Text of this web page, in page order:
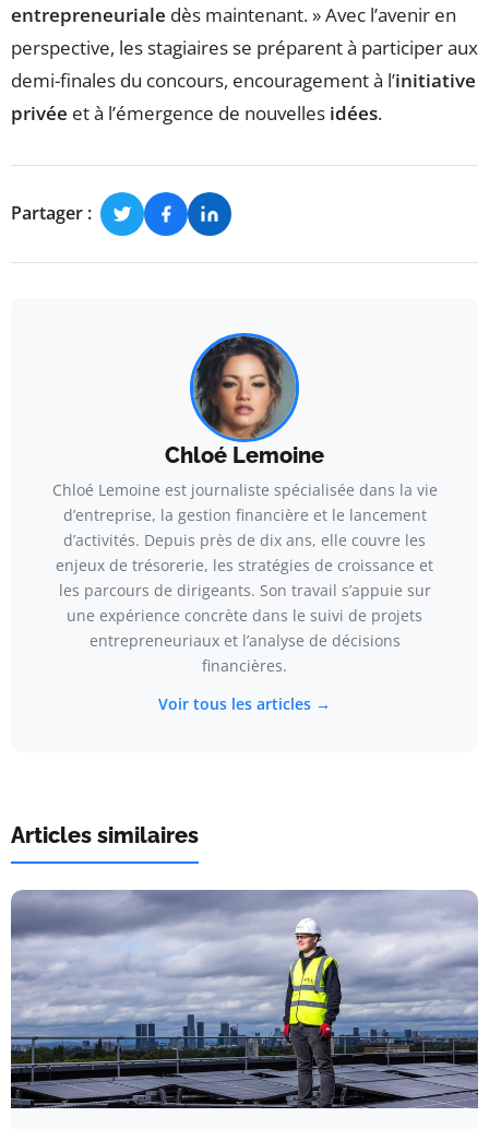
entrepreneuriale dès maintenant. » Avec l’avenir en
perspective, les stagiaires se préparent à participer aux
demi-finales du concours, encouragement à l’initiative
privée et à l’émergence de nouvelles idées.
Partager :
Chloé Lemoine
Chloé Lemoine est journaliste spécialisée dans la vie
d’entreprise, la gestion financière et le lancement
d’activités. Depuis près de dix ans, elle couvre les
enjeux de trésorerie, les stratégies de croissance et
les parcours de dirigeants. Son travail s’appuie sur
une expérience concrète dans le suivi de projets
entrepreneuriaux et l’analyse de décisions
financières.
Voir tous les articles →
Articles similaires